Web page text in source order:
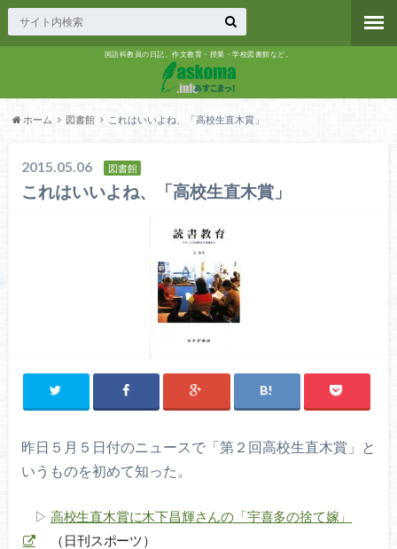
国語科教員の日記。作文教育・授業・学校図書館など。
ホーム 図書館 これはいいよね、「高校生直木賞」
2015.05.06 図書館
これはいいよね、「高校生直木賞」
昨日５月５日付のニュースで「第２回高校生直木賞」と
いうものを初めて知った。
▷ 高校生直木賞に木下昌輝さんの「宇喜多の捨て嫁」
（日刊スポーツ）